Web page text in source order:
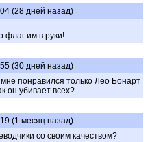
(28 дней назад)
флаг им в руки!
(30 дней назад)
понравился только Лео Бонарт
он убивает всех?
(1 месяц назад)
со своим качеством?